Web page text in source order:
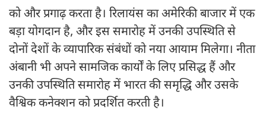
को और प्रगाढ़ करता है। रिलायंस का अमेरिकी बाजार में एक
बड़ा योगदान है, और इस समारोह में उनकी उपस्थिति से
दोनों देशों के व्यापारिक संबंधों को नया आयाम मिलेगा। नीता
अंबानी भी अपने सामजिक कार्यों के लिए प्रसिद्ध हैं और
उनकी उपस्थिति समारोह में भारत की समृद्धि और उसके
वैश्विक कनेक्शन को प्रदर्शित करती है।